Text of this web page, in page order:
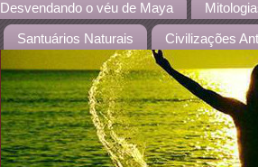
Desvendando o véu de Maya
Santuários Naturais Civilizações